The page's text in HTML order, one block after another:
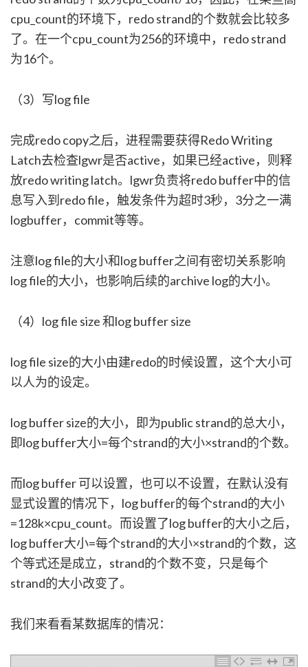
cpu_count的环境下，redo strand的个数就会比较多
了。在一个cpu_count为256的环境中，redo strand
为16个。
（3）写log file
完成redo copy之后，进程需要获得Redo Writing
Latch去检查lgwr是否active，如果已经active，则释
放redo writing latch。lgwr负责将redo buffer中的信
息写入到redo file，触发条件为超时3秒，3分之一满
logbuffer，commit等等。
注意log file的大小和log buffer之间有密切关系影响
log file的大小，也影响后续的archive log的大小。
（4）log file size 和log buffer size
log file size的大小由建redo的时候设置，这个大小可
以人为的设定。
log buffer size的大小，即为public strand的总大小，
即log buffer大小=每个strand的大小×strand的个数。
而log buffer 可以设置，也可以不设置，在默认没有
显式设置的情况下，log buffer的每个strand的大小
=128k×cpu_count。而设置了log buffer的大小之后，
log buffer大小=每个strand的大小×strand的个数，这
个等式还是成立，strand的个数不变，只是每个
strand的大小改变了。
我们来看看某数据库的情况：